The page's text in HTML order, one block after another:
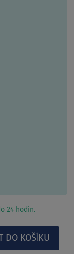
24 hodin.